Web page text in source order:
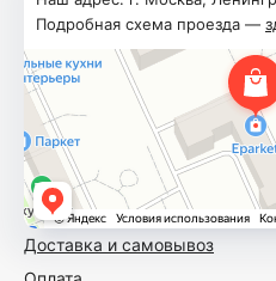
Доставка и самовывоз
Подробная схема проезда —